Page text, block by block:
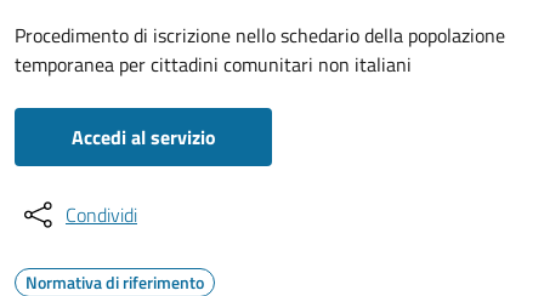
Procedimento di iscrizione nello schedario della popolazione
temporanea per cittadini comunitari non italiani
Accedi al servizio
Condividi
Normativa di riferimento